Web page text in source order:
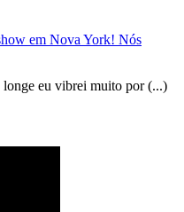
em Nova York! Nós
eu vibrei muito por (...)